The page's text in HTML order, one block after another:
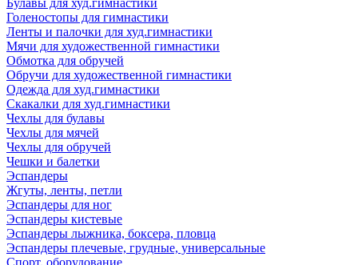
Булавы для худ.гимнастики
Голеностопы для гимнастики
Ленты и палочки для худ.гимнастики
Мячи для художественной гимнастики
Обмотка для обручей
Обручи для художественной гимнастики
Одежда для худ.гимнастики
Скакалки для худ.гимнастики
Чехлы для булавы
Чехлы для мячей
Чехлы для обручей
Чешки и балетки
Эспандеры
Жгуты, ленты, петли
Эспандеры для ног
Эспандеры кистевые
Эспандеры лыжника, боксера, пловца
Эспандеры плечевые, грудные, универсальные
Спорт. оборудование